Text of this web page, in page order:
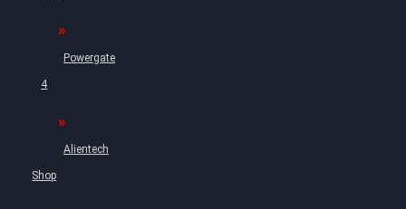
Powergate
4
Alientech
Shop